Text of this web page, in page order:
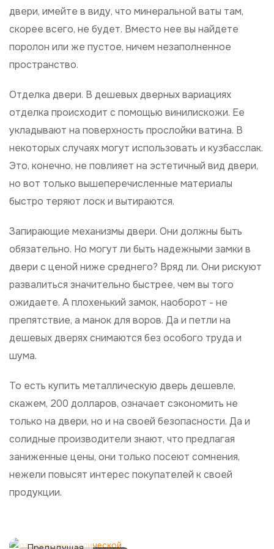
двери, имейте в виду, что минеральной ваты там,
скорее всего, не будет. Вместо нее вы найдете
поролон или же пустое, ничем незаполненное
пространство.
Отделка двери. В дешевых дверных вариациях
отделка происходит с помощью винилискожи. Ее
укладывают на поверхность прослойки ватина. В
некоторых случаях могут использовать и кузбасслак.
Это, конечно, не повлияет на эстетичный вид двери,
но вот только вышеперечисленные материалы
быстро теряют лоск и вытираются.
Запирающие механизмы двери. Они должны быть
обязательно. Но могут ли быть надежными замки в
двери с ценой ниже среднего? Вряд ли. Они рискуют
развалиться значительно быстрее, чем вы того
ожидаете. А плохенький замок, наоборот - не
препятствие, а манок для воров. Да и петли на
дешевых дверях снимаются без особого труда и
шума.
То есть купить металлическую дверь дешевле,
скажем, 200 долларов, означает сэкономить не
только на двери, но и на своей безопасности. Да и
солидные производители знают, что предлагая
заниженные цены, они только посеют сомнения,
нежели повысят интерес покупателей к своей
продукции.